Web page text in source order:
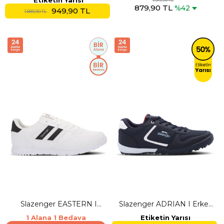
Ayakkabısı
1.889,90 TL 949,90 TL
Ayakkabısı
879,90 TL %42
Slazenger EASTERN I
Erkek Beyaz Günlük Spor
1 Alana 1 Bedava
Slazenger ADRIAN I Erkek
Lacivert / Beyaz Günlük
Etiketin Yarısı